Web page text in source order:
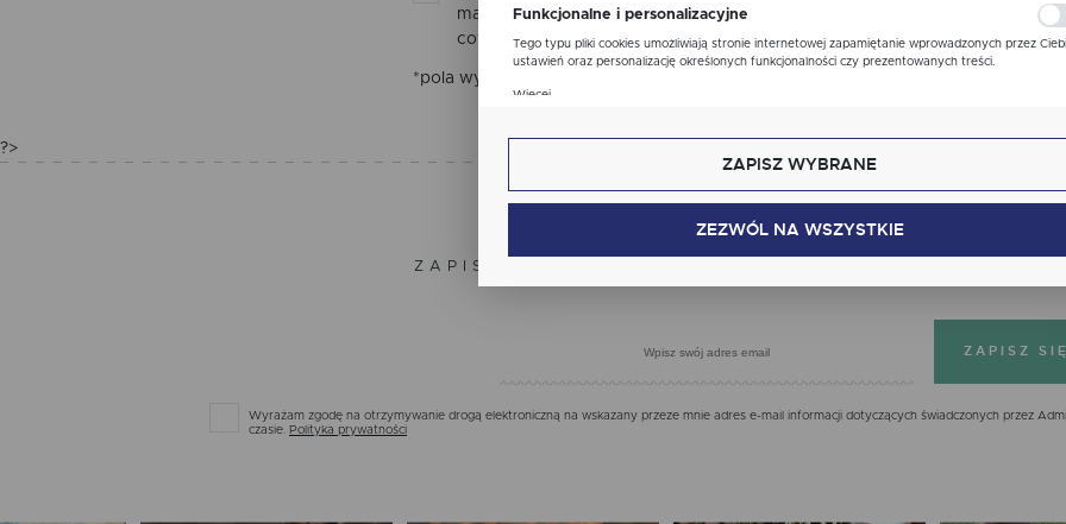
mail informacji dotyczących świadczonych przez Administratora.Zgoda
cofnięta w każdym czasie.Polityka prywatności
*pola wymagane WYŚLIJ
?>
Zapisz się do newslettera
ZAPISZ SIĘ JUŻ DZIŚ, OTRZYMASZ 7% NA
Wyrażam zgodę na otrzymywanie drogą elektroniczną na wskazany przeze mnie adres e-mail informacji dotyczących świadczonych przez
czasie. Polityka prywatności
Funkcjonalne i personalizacyjne
Tego typu pliki cookies umożliwiają stronie internetowej zapamiętanie wprowadzonych przez
ustawień oraz personalizację określonych funkcjonalności czy prezentowanych treści.
Więcej
Cookies analityczne pozwalają na uzyskanie informacji w zakresie wykorzystywania witryny
internetowej, miejsca oraz częstotliwości, z jaką odwiedzane są nasze serwisy www. Dane
nam na ocenę naszych serwisów internetowych pod względem ich popularności wśród
stronach naszych partnerów.
promocyjne mogą pojawić się na stronach podmiotów trzecich lub firm będących naszymi
ZAPISZ WYBRANE
ZEZWÓL NA WSZYSTKIE